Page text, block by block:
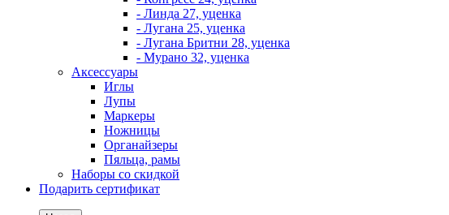
- Линда 27, уценка
- Лугана 25, уценка
- Лугана Бритни 28, уценка
- Мурано 32, уценка
Аксессуары
Иглы
Лупы
Маркеры
Ножницы
Органайзеры
Пяльца, рамы
Наборы со скидкой
Подарить сертификат